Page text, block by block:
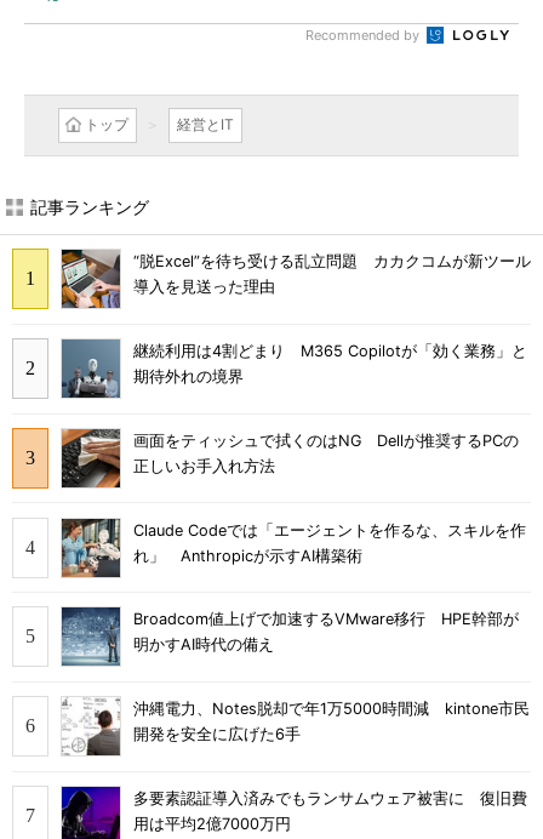
Recommended by
トップ 経営とIT
記事ランキング
“脱Excel”を待ち受ける乱立問題 カカクコムが新ツール
導入を見送った理由
継続利用は4割どまり M365 Copilotが「効く業務」と
期待外れの境界
画面をティッシュで拭くのはNG Dellが推奨するPCの
正しいお手入れ方法
Claude Codeでは「エージェントを作るな、スキルを作
れ」 Anthropicが示すAI構築術
Broadcom値上げで加速するVMware移行 HPE幹部が
明かすAI時代の備え
沖縄電力、Notes脱却で年1万5000時間減 kintone市民
開発を安全に広げた6手
多要素認証導入済みでもランサムウェア被害に 復旧費
用は平均2億7000万円